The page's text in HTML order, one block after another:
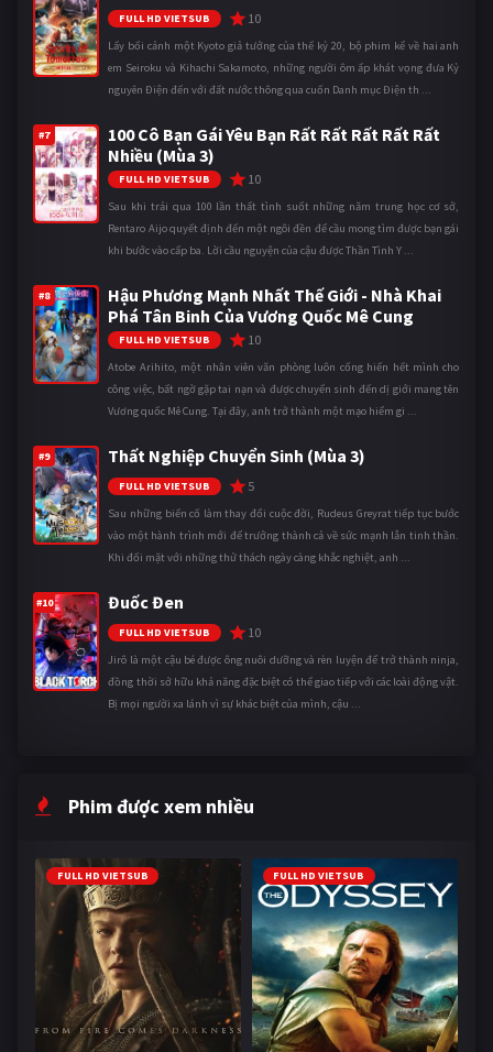
FULL HD VIETSUB 10
Lấy bối cảnh một Kyoto giả tưởng của thế kỷ 20, bộ phim kể về hai anh
em Seiroku và Kihachi Sakamoto, những người ôm ấp khát vọng đưa Kỷ
nguyên Điện đến với đất nước thông qua cuốn Danh mục Điện th ...
#7
100 Cô Bạn Gái Yêu Bạn Rất Rất Rất Rất Rất
Nhiều (Mùa 3)
FULL HD VIETSUB 10
Sau khi trải qua 100 lần thất tình suốt những năm trung học cơ sở,
Rentaro Aijo quyết định đến một ngôi đền để cầu mong tìm được bạn gái
khi bước vào cấp ba. Lời cầu nguyện của cậu được Thần Tình Y ...
#8
Hậu Phương Mạnh Nhất Thế Giới - Nhà Khai
Phá Tân Binh Của Vương Quốc Mê Cung
FULL HD VIETSUB 10
Atobe Arihito, một nhân viên văn phòng luôn cống hiến hết mình cho
công việc, bất ngờ gặp tai nạn và được chuyển sinh đến dị giới mang tên
Vương quốc Mê Cung. Tại đây, anh trở thành một mạo hiểm gi ...
#9 Thất Nghiệp Chuyển Sinh (Mùa 3)
FULL HD VIETSUB 5
Sau những biến cố làm thay đổi cuộc đời, Rudeus Greyrat tiếp tục bước
vào một hành trình mới để trưởng thành cả về sức mạnh lẫn tinh thần.
Khi đối mặt với những thử thách ngày càng khắc nghiệt, anh ...
#10 Đuốc Đen
FULL HD VIETSUB 10
Jirô là một cậu bé được ông nuôi dưỡng và rèn luyện để trở thành ninja,
đồng thời sở hữu khả năng đặc biệt có thể giao tiếp với các loài động vật.
Bị mọi người xa lánh vì sự khác biệt của mình, cậu ...
Phim được xem nhiều
FULL HD VIETSUB FULL HD VIETSUB